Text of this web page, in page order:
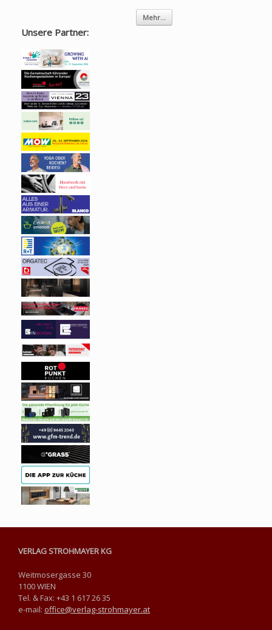
Mehr...
Unsere Partner:
VERLAG STROHMAYER KG
Weitmosergasse 30
1100 WIEN
Tel. & Fax: +43 1 617 26 35
e-mail: office@verlag-strohmayer.at